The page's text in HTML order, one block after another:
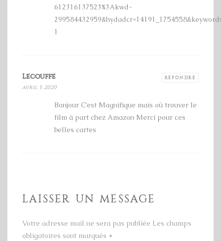
612316137523%3Akwd-
1
Lecouffe RÉPONDRE
avril 5, 2020
Bonjour C’est Magnifique mais où trouver le
film à part chez Amazon Merci pour ces
belles cartes
LAISSER UN MESSAGE
Votre adresse mail ne sera pas publiée Les champs
obligatoires sont marqués *